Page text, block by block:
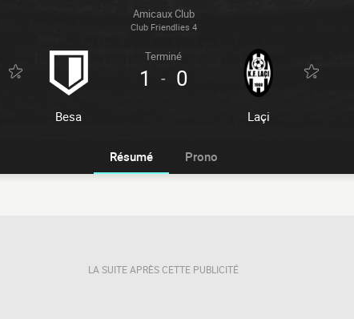
Amicaux Club
Club Friendlies 4
Besa
Terminé
1 - 0
Laçi
Résumé Prono
LA SUITE APRÈS CETTE PUBLICITÉ